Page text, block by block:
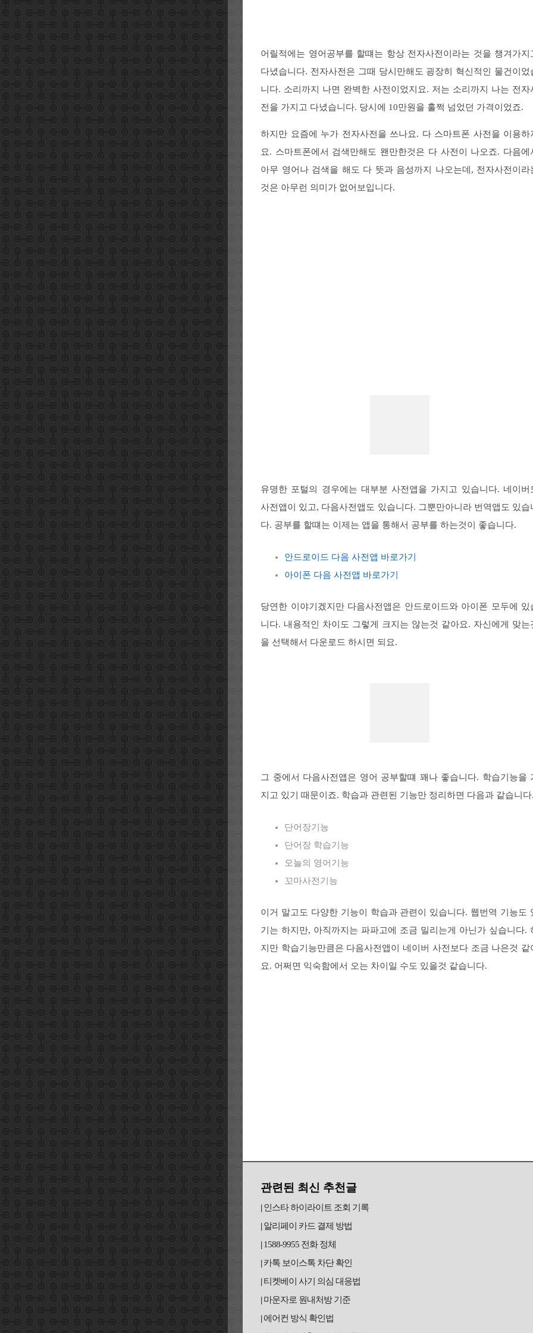
어릴적에는 영어공부를 할떄는 항상 전자사전이라는 것을 챙겨가지
다녔습니다. 전자사전은 그때 당시만해도 굉장히 혁신적인 물건이었
니다. 소리까지 나면 완벽한 사전이었지요. 저는 소리까지 나는 전자
전을 가지고 다녔습니다. 당시에 10만원을 훌쩍 넘었던 가격이었죠.
하지만 요즘에 누가 전자사전을 쓰나요. 다 스마트폰 사전을 이용하
요. 스마트폰에서 검색만해도 왠만한것은 다 사전이 나오죠. 다음에
아무 영어나 검색을 해도 다 뜻과 음성까지 나오는데, 전자사전이라
것은 아무런 의미가 없어보입니다.
유명한 포털의 경우에는 대부분 사전앱을 가지고 있습니다. 네이버
사전앱이 있고, 다음사전앱도 있습니다. 그뿐만아니라 번역앱도 있습
다. 공부를 할떄는 이제는 앱을 통해서 공부를 하는것이 좋습니다.
안드로이드 다음 사전앱 바로가기
아이폰 다음 사전앱 바로가기
당연한 이야기겠지만 다음사전앱은 안드로이드와 아이폰 모두에 있
니다. 내용적인 차이도 그렇게 크지는 않는것 같아요. 자신에게 맞는
을 선택해서 다운로드 하시면 되요.
그 중에서 다음사전앱은 영어 공부할떄 꽤나 좋습니다. 학습기능을
지고 있기 때문이죠. 학습과 관련된 기능만 정리하면 다음과 같습니
단어장기능
단어장 학습기능
오늘의 영어기능
꼬마사전기능
이거 말고도 다양한 기능이 학습과 관련이 있습니다. 웹번역 기능도
기는 하지만, 아직까지는 파파고에 조금 밀리는게 아닌가 싶습니다.
지만 학습기능만큼은 다음사전앱이 네이버 사전보다 조금 나은것 같
요. 어쩌면 익숙함에서 오는 차이일 수도 있을것 같습니다.
관련된 최신 추천글
인스타 하이라이트 조회 기록
알리페이 카드 결제 방법
1588-9955 전화 정체
카톡 보이스톡 차단 확인
티켓베이 사기 의심 대응법
마운자로 원내처방 기준
에어컨 방식 확인법